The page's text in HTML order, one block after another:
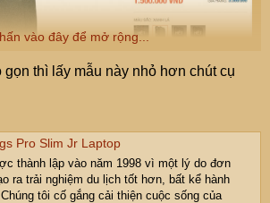
laptop cho sinh viên, kết hợp sách
hợp lý hơn không?
vào đây để mở rộng...
gọn thì lấy mẫu này nhỏ hơn chút cụ
Pro Slim Jr Laptop
thành lập vào năm 1998 vì một lý do đơn
ra trải nghiệm du lịch tốt hơn, bất kể hành
tôi cố gắng cải thiện cuộc sống của